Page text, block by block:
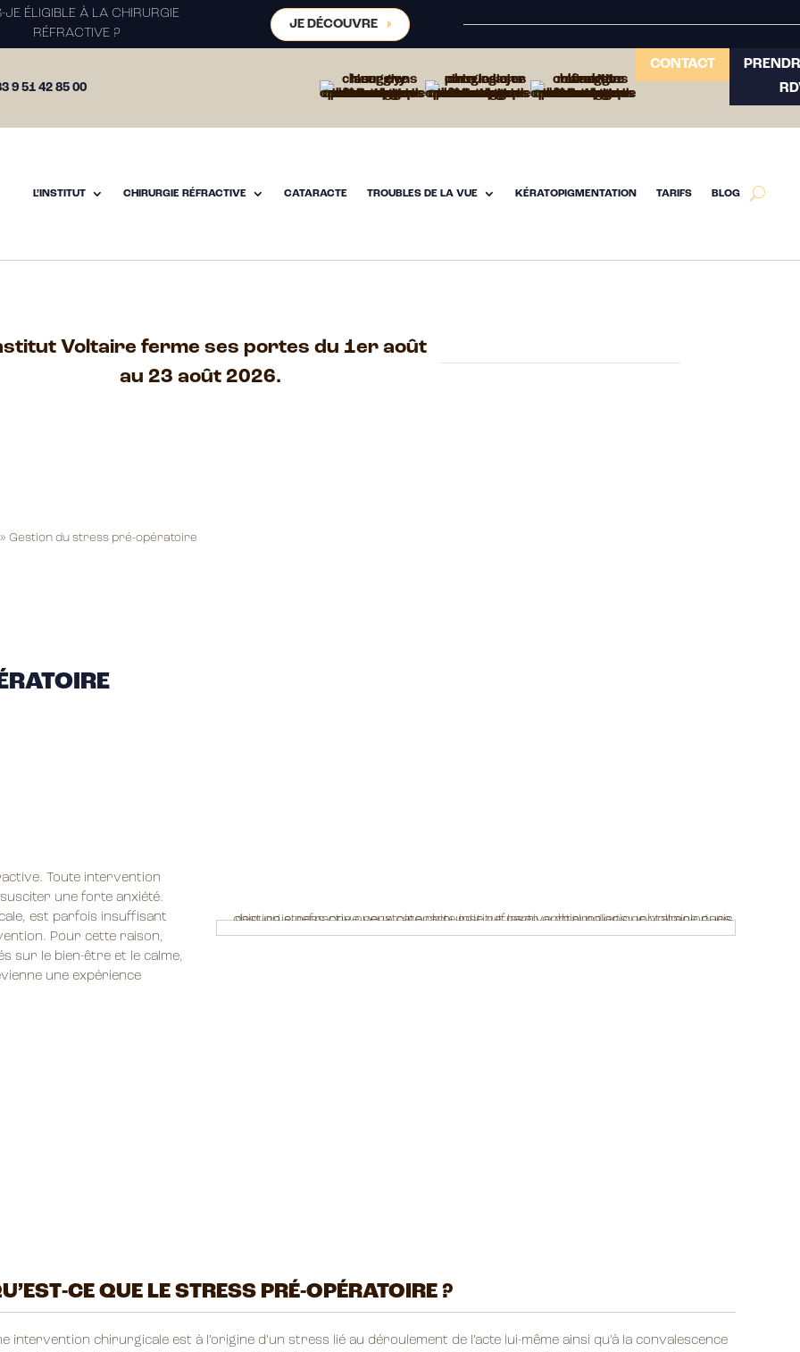
JE ÉLIGIBLE À LA CHIRURGIE
RÉFRACTIVE ?
JE DÉCOUVRE
9 51 42 85 00
CONTACT
L’INSTITUT CHIRURGIE RÉFRACTIVE CATARACTE TROUBLES DE LA VUE KÉRATOPIGMENTATION TARIFS BLOG
Voltaire ferme ses portes du 1er août
au 23 août 2026.
»Gestion du stress pré-opératoire
Toute intervention
une forte anxiété.
est parfois insuffisant
Pour cette raison,
sur le bien-être et le calme,
une expérience
CE QUE LE STRESS PRÉ-OPÉRATOIRE ?
intervention chirurgicale est à l’origine d’un stress lié au déroulement de l’acte lui-même ainsi qu’à la convalescence